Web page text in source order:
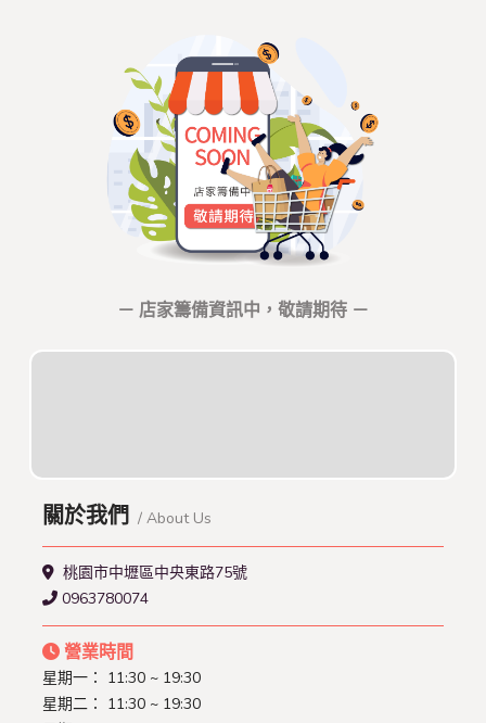
－ 店家籌備資訊中，敬請期待 －
關於我們 / About Us
桃園市中壢區中央東路75號
0963780074
營業時間
星期一： 11:30 ~ 19:30
星期二： 11:30 ~ 19:30